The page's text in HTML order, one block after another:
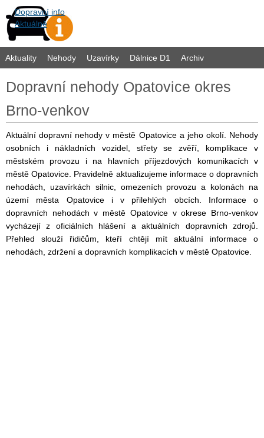
Dopravní info
Aktuálně
Aktuality Nehody Uzavírky Dálnice D1 Archiv
Dopravní nehody Opatovice okres
Brno-venkov
Aktuální dopravní nehody v městě Opatovice a jeho okolí. Nehody
osobních i nákladních vozidel, střety se zvěří, komplikace v
městském provozu i na hlavních příjezdových komunikacích v
městě Opatovice. Pravidelně aktualizujeme informace o dopravních
nehodách, uzavírkách silnic, omezeních provozu a kolonách na
území města Opatovice i v přilehlých obcích. Informace o
dopravních nehodách v městě Opatovice v okrese Brno-venkov
vycházejí z oficiálních hlášení a aktuálních dopravních zdrojů.
Přehled slouží řidičům, kteří chtějí mít aktuální informace o
nehodách, zdržení a dopravních komplikacích v městě Opatovice.